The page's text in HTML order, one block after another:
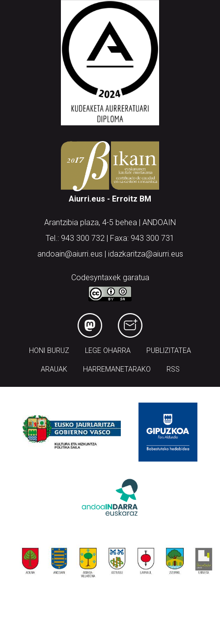
Aiurri.eus - Erroitz BM
Arantzibia plaza, 4-5 behea | ANDOAIN
Tel.: 943 300 732 | Faxa: 943 300 731
andoain@aiurri.eus | idazkaritza@aiurri.eus
Codesyntaxek garatua
HONI BURUZ LEGE OHARRA PUBLIZITATEA
ARAUAK HARREMANETARAKO RSS